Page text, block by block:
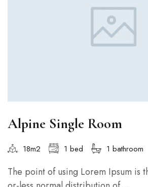
Alpine Single Room
18m2 1 bed 1 bathroom
The point of using Lorem Ipsum is